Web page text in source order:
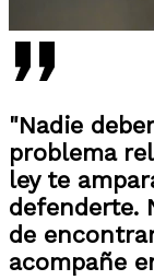
"Nadie
problema
ley te
defenderte.
de
acompañe